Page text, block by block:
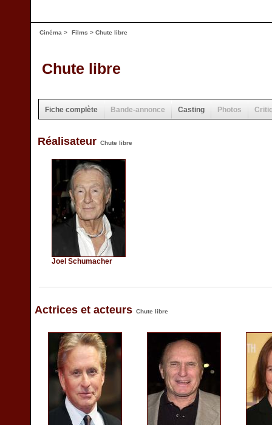
Cinéma > Films > Chute libre
Chute libre
Fiche complète Bande-annonce Casting Photos
Réalisateur Chute libre
Joel Schumacher
Actrices et acteurs Chute libre